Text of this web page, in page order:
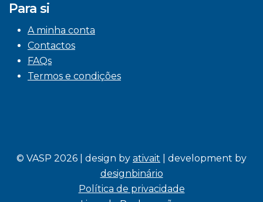
Para si
A minha conta
Contactos
FAQs
Termos e condições
© VASP 2026 | design by ativait | development by
designbinário
Política de privacidade